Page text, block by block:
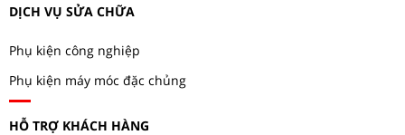
DỊCH VỤ SỬA CHỮA
Phụ kiện công nghiệp
Phụ kiện máy móc đặc chủng
HỖ TRỢ KHÁCH HÀNG